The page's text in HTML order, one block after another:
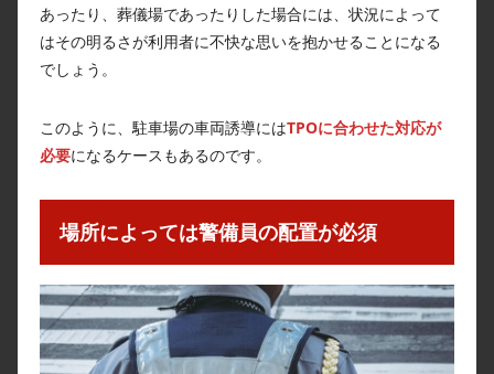
あったり、葬儀場であったりした場合には、状況によって
はその明るさが利用者に不快な思いを抱かせることになる
でしょう。
このように、駐車場の車両誘導にはTPOに合わせた対応が
必要になるケースもあるのです。
場所によっては警備員の配置が必須